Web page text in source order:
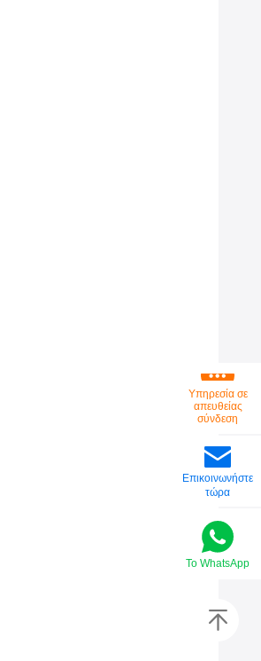
Υπηρεσία σε
απευθείας
σύνδεση
Επικοινωνήστε
τώρα
Το WhatsApp